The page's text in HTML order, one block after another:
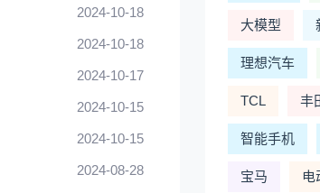
2024-10-18
2024-10-18
2024-10-17
2024-10-15
2024-10-15
2024-08-28
大模型
理想汽车
TCL 丰
智能手机
宝马 电